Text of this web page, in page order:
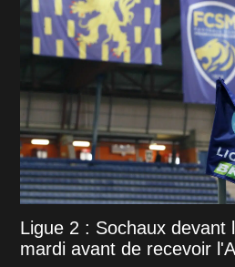
Ligue 2 : Sochaux devant
mardi avant de recevoir